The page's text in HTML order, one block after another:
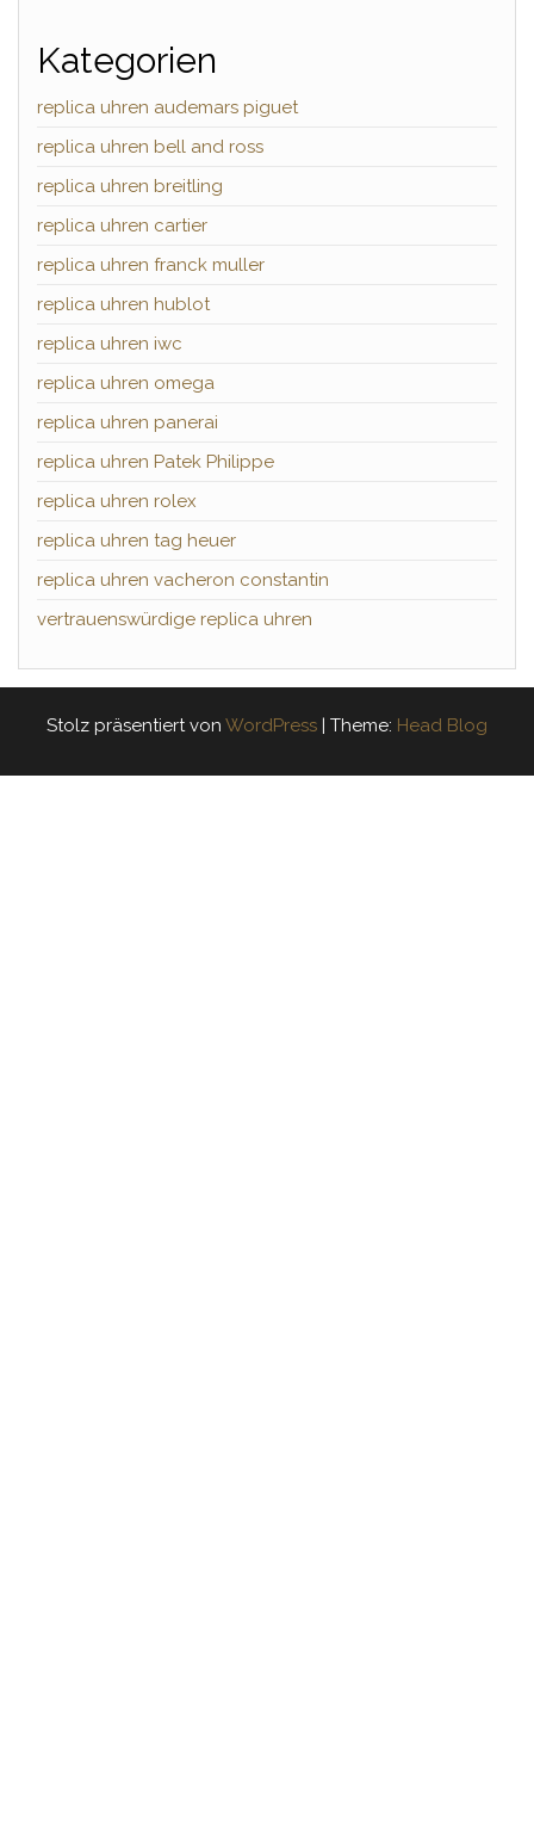
Kategorien
replica uhren audemars piguet
replica uhren bell and ross
replica uhren breitling
replica uhren cartier
replica uhren franck muller
replica uhren hublot
replica uhren iwc
replica uhren omega
replica uhren panerai
replica uhren Patek Philippe
replica uhren rolex
replica uhren tag heuer
replica uhren vacheron constantin
vertrauenswürdige replica uhren
Stolz präsentiert von WordPress | Theme: Head Blog